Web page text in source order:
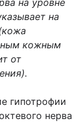
на уровне
на
кожным
от
гипотрофии
нерва